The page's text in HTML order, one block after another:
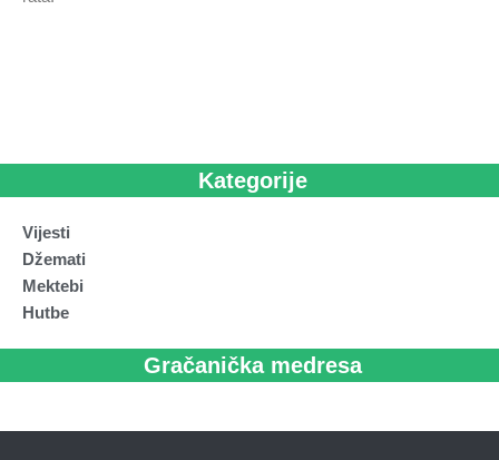
Kategorije
Vijesti
Džemati
Mektebi
Hutbe
Gračanička medresa